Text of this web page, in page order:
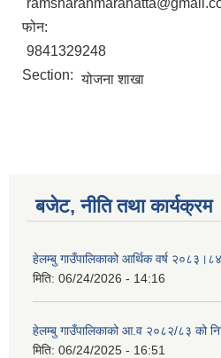
फोन:
9841329248
Section: योजना शाखा
बजेट, नीति तथा कार्यक्रम
हेलम्बु गाउँपालिकाको आर्थिक वर्ष
मिति: 06/24/2026 - 14:16
हेलम्बु गाउँपालिकाको आ.व २०८२/८३ को
मिति: 06/24/2025 - 16:51